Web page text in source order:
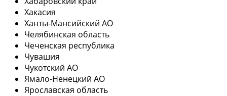
Хакасия
Ханты-Мансийский АО
Челябинская область
Чеченская республика
Чувашия
Чукотский АО
Ямало-Ненецкий АО
Ярославская область